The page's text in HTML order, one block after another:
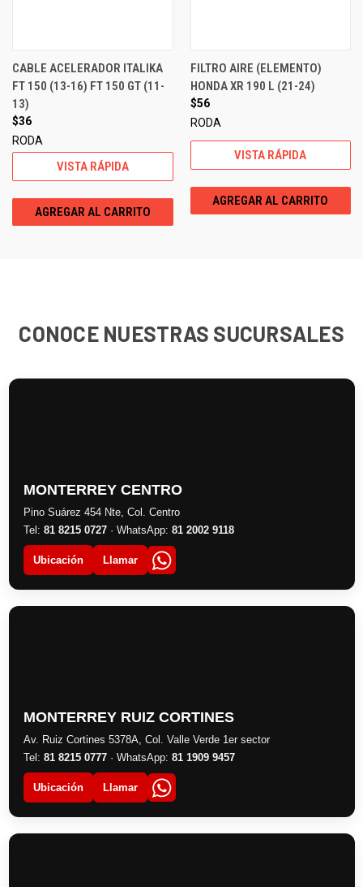
CABLE ACELERADOR ITALIKA
FT 150 (13-16) FT 150 GT (11-
13)
$36
RODA
VISTA RÁPIDA
AGREGAR AL CARRITO
FILTRO AIRE (ELEMENTO)
HONDA XR 190 L (21-24)
$56
RODA
VISTA RÁPIDA
AGREGAR AL CARRITO
CONOCE NUESTRAS SUCURSALES
MONTERREY CENTRO
Pino Suárez 454 Nte, Col. Centro
Tel: 81 8215 0727· WhatsApp: 81 2002 9118
Ubicación Llamar
MONTERREY RUIZ CORTINES
Av. Ruiz Cortines 5378A, Col. Valle Verde 1er sector
Tel: 81 8215 0777· WhatsApp: 81 1909 9457
Ubicación Llamar